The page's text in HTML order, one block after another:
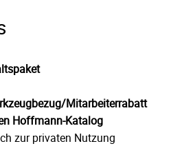
Mitarbeiterrabatt
Hoffmann-Katalog
zur privaten Nutzung